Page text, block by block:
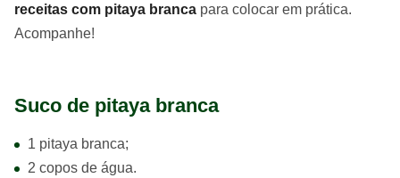
receitas com pitaya branca para colocar em prática.
Acompanhe!
Suco de pitaya branca
1 pitaya branca;
2 copos de água.